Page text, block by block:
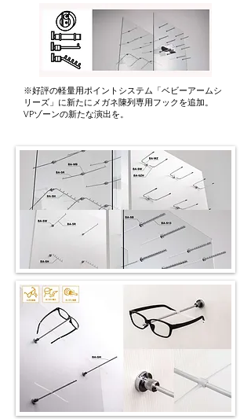
※好評の軽量用ポイントシステム「ベビーアームシ
リーズ」に新たにメガネ陳列専用フックを追加。
​VPゾーンの新たな演出を。